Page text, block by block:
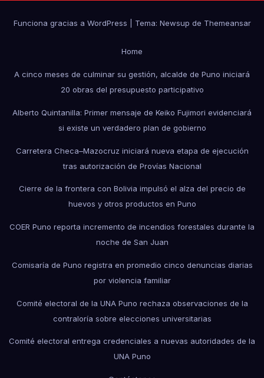
Funciona gracias a WordPress Tema: Newsup de Themeansar
Home
A cinco meses de culminar su gestión, alcalde de Puno iniciará
20 obras del presupuesto participativo
Alberto Quintanilla: Primer mensaje de Keiko Fujimori evidenciará
si existe un verdadero plan de gobierno
Carretera Checa–Mazocruz iniciará nueva etapa de ejecución
tras autorización de Provías Nacional
Cierre de la frontera con Bolivia impulsó el alza del precio de
huevos y otros productos en Puno
COER Puno reporta incremento de incendios forestales durante la
noche de San Juan
Comisaría de Puno registra en promedio cinco denuncias diarias
por violencia familiar
Comité electoral de la UNA Puno rechaza observaciones de la
contraloría sobre elecciones universitarias
Comité electoral entrega credenciales a nuevas autoridades de la
UNA Puno